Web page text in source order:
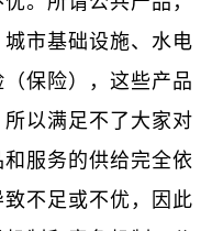
市基础设施、水电
保险），这些产品
以满足不了大家对
服务的供给完全依
不足或不优，因此